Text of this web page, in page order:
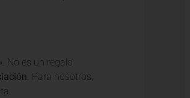
No es un regalo
. Para nosotros,